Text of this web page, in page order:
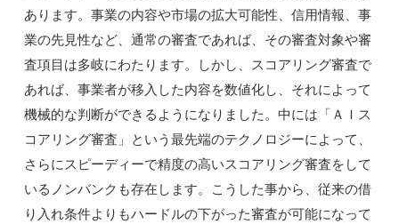
あります。事業の内容や市場の拡大可能性、信用情報、事
業の先見性など、通常の審査であれば、その審査対象や審
査項目は多岐にわたります。しかし、スコアリング審査で
あれば、事業者が移入した内容を数値化し、それによって
機械的な判断ができるようになりました。中には「ＡＩス
コアリング審査」という最先端のテクノロジーによって、
さらにスピーディーで精度の高いスコアリング審査をして
いるノンバンクも存在します。こうした事から、従来の借
り入れ条件よりもハードルの下がった審査が可能になって